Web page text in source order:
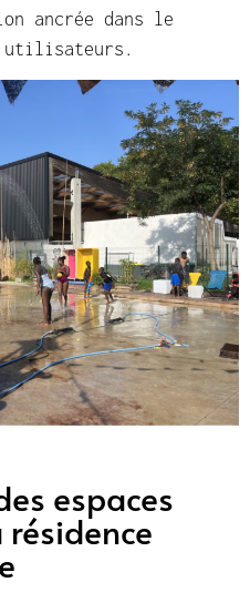
ancrée dans le
utilisateurs.
espaces